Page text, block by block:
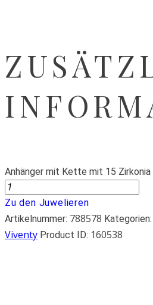
Anhänger mit Kette mit 15 Zirkonia
Zu den Juwelieren
Artikelnummer: 788578 Kategorien:
Viventy Product ID: 160538